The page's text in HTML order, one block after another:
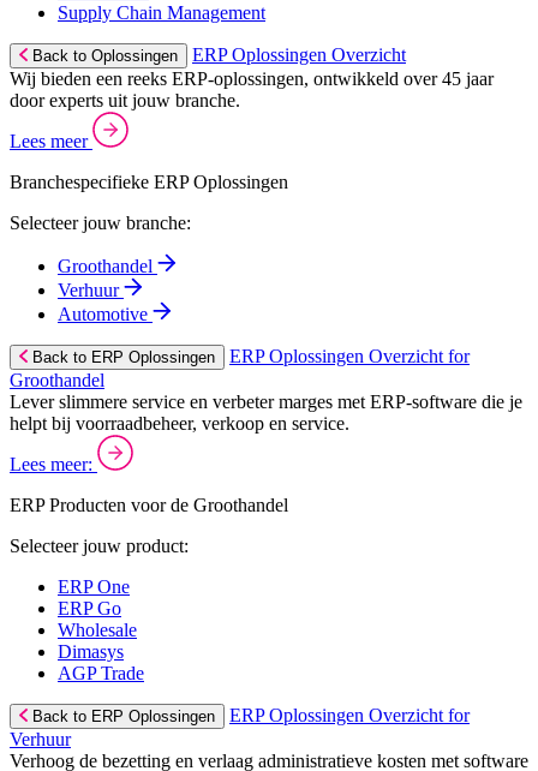
Supply Chain Management
Back to Oplossingen
ERP Oplossingen Overzicht
Wij bieden een reeks ERP-oplossingen, ontwikkeld over 45 jaar
door experts uit jouw branche.
Lees meer
Branchespecifieke ERP Oplossingen
Selecteer jouw branche:
Groothandel
Verhuur
Automotive
Back to ERP Oplossingen
ERP Oplossingen Overzicht for
Groothandel
Lever slimmere service en verbeter marges met ERP-software die je
helpt bij voorraadbeheer, verkoop en service.
Lees meer:
ERP Producten voor de Groothandel
Selecteer jouw product:
ERP One
ERP Go
Wholesale
Dimasys
AGP Trade
Back to ERP Oplossingen
ERP Oplossingen Overzicht for
Verhuur
Verhoog de bezetting en verlaag administratieve kosten met software